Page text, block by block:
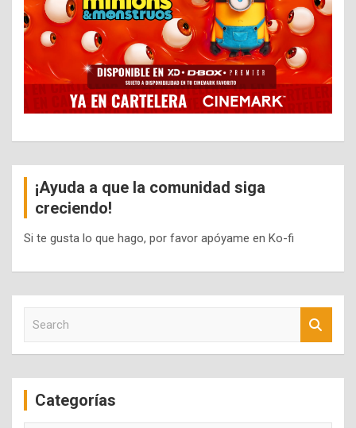
¡Ayuda a que la comunidad siga
creciendo!
Si te gusta lo que hago, por favor apóyame en Ko-fi
c
Categorías